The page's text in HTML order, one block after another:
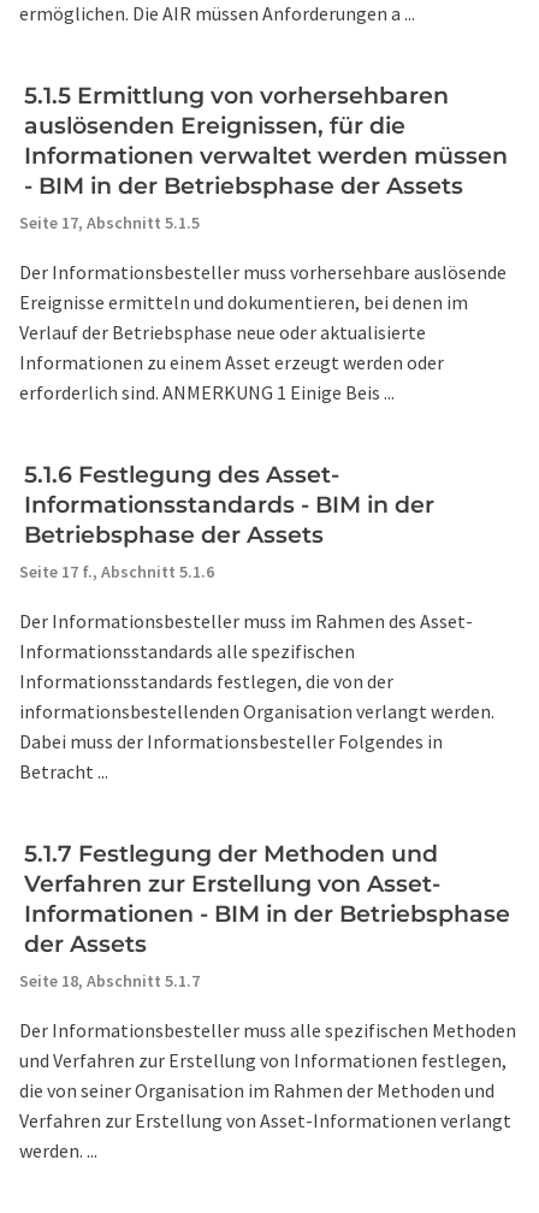
ermöglichen. Die AIR müssen Anforderungen a ...
5.1.5 Ermittlung von vorhersehbaren
auslösenden Ereignissen, für die
Informationen verwaltet werden müssen
- BIM in der Betriebsphase der Assets
Seite 17, Abschnitt 5.1.5
Der Informationsbesteller muss vorhersehbare auslösende
Ereignisse ermitteln und dokumentieren, bei denen im
Verlauf der Betriebsphase neue oder aktualisierte
Informationen zu einem Asset erzeugt werden oder
erforderlich sind. ANMERKUNG 1 Einige Beis ...
5.1.6 Festlegung des Asset-
Informationsstandards - BIM in der
Betriebsphase der Assets
Seite 17 f., Abschnitt 5.1.6
Der Informationsbesteller muss im Rahmen des Asset-
Informationsstandards alle spezifischen
Informationsstandards festlegen, die von der
informationsbestellenden Organisation verlangt werden.
Dabei muss der Informationsbesteller Folgendes in
Betracht ...
5.1.7 Festlegung der Methoden und
Verfahren zur Erstellung von Asset-
Informationen - BIM in der Betriebsphase
der Assets
Seite 18, Abschnitt 5.1.7
Der Informationsbesteller muss alle spezifischen Methoden
und Verfahren zur Erstellung von Informationen festlegen,
die von seiner Organisation im Rahmen der Methoden und
Verfahren zur Erstellung von Asset-Informationen verlangt
werden. ...